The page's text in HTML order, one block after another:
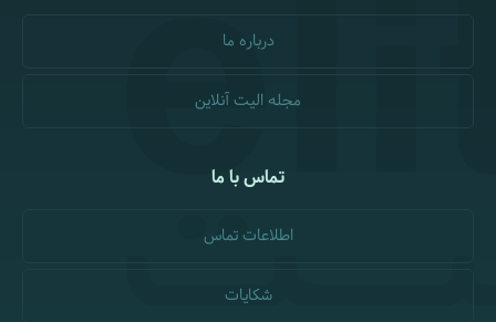
درباره ما
مجله الیت آنلاین
تماس با ما
اطلاعات تماس
شکایات